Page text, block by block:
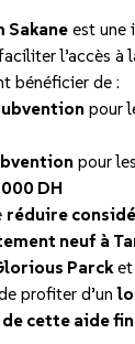
Sakaneest une
l’accès à
bénéficier de :
pour
pour
DH
réduire
neuf à
Parcket
profiter d’un
cette aide